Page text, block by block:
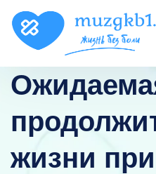
жизни при